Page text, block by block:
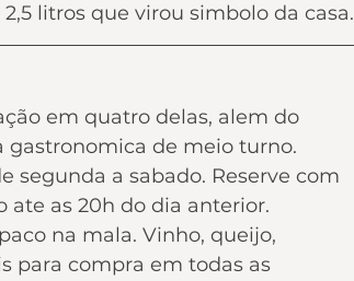
litros que virou simbolo da casa.
em quatro delas, alem do
gastronomica de meio turno.
segunda a sabado. Reserve com
ate as 20h do dia anterior.
na mala. Vinho, queijo,
para compra em todas as